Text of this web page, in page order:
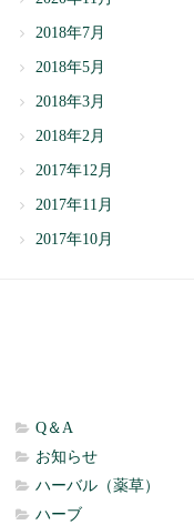
2018年7月
2018年5月
2018年3月
2018年2月
2017年12月
2017年11月
2017年10月
Q＆A
お知らせ
ハーバル（薬草）
ハーブ